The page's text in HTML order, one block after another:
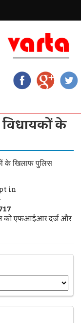
विधायकों के
के खिलाफ पुलिस
in
जून को एफआईआर दर्ज और